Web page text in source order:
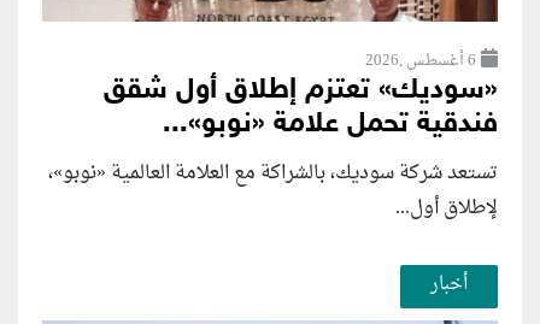
6 أغسطس ,2026
«سوديك» تعتزم إطلاق أول شقق
فندقية تحمل علامة «نوبو»...
تستعد شركة سوديك، بالشراكة مع العلامة العالمية «نوبو»،
لإطلاق أول...
أخبار